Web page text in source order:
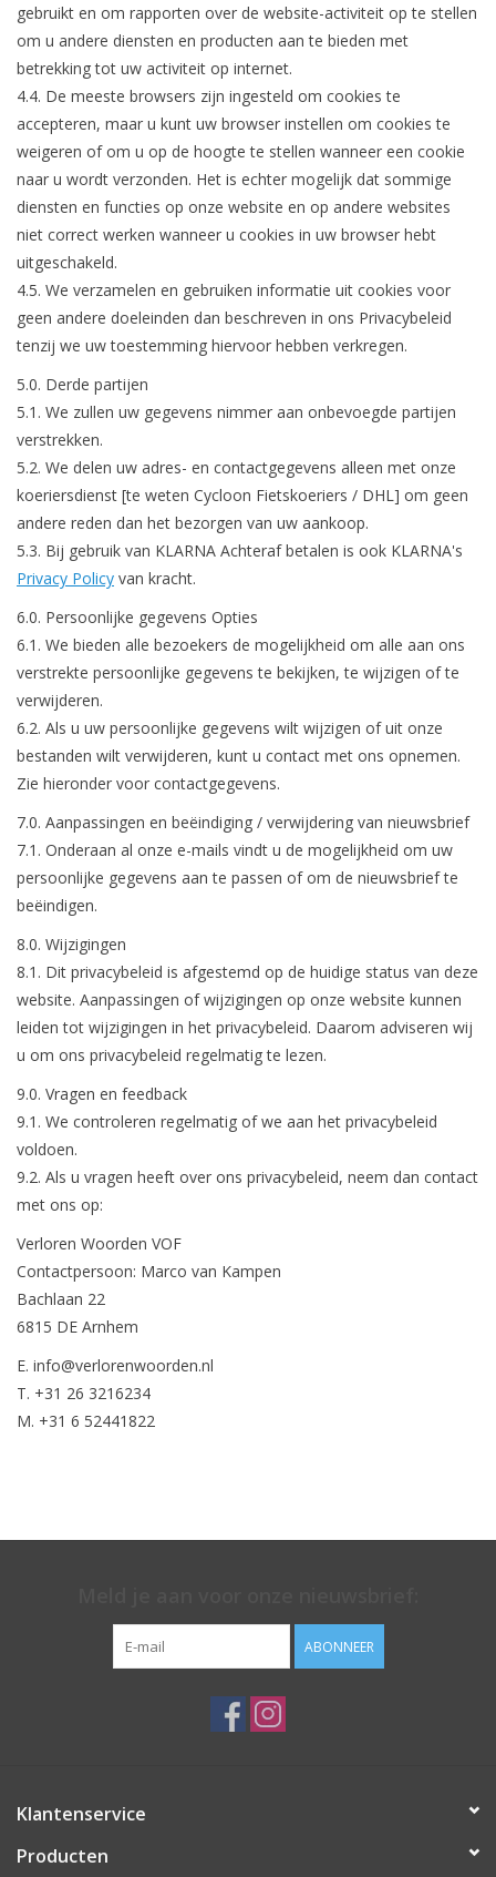
gebruikt en om rapporten over de website-activiteit op te stellen
om u andere diensten en producten aan te bieden met
betrekking tot uw activiteit op internet.
4.4. De meeste browsers zijn ingesteld om cookies te
accepteren, maar u kunt uw browser instellen om cookies te
weigeren of om u op de hoogte te stellen wanneer een cookie
naar u wordt verzonden. Het is echter mogelijk dat sommige
diensten en functies op onze website en op andere websites
niet correct werken wanneer u cookies in uw browser hebt
uitgeschakeld.
4.5. We verzamelen en gebruiken informatie uit cookies voor
geen andere doeleinden dan beschreven in ons Privacybeleid
tenzij we uw toestemming hiervoor hebben verkregen.
5.0. Derde partijen
5.1. We zullen uw gegevens nimmer aan onbevoegde partijen
verstrekken.
5.2. We delen uw adres- en contactgegevens alleen met onze
koeriersdienst [te weten Cycloon Fietskoeriers / DHL] om geen
andere reden dan het bezorgen van uw aankoop.
5.3. Bij gebruik van KLARNA Achteraf betalen is ook KLARNA's
Privacy Policy van kracht.
6.0. Persoonlijke gegevens Opties
6.1. We bieden alle bezoekers de mogelijkheid om alle aan ons
verstrekte persoonlijke gegevens te bekijken, te wijzigen of te
verwijderen.
6.2. Als u uw persoonlijke gegevens wilt wijzigen of uit onze
bestanden wilt verwijderen, kunt u contact met ons opnemen.
Zie hieronder voor contactgegevens.
7.0. Aanpassingen en beëindiging / verwijdering van nieuwsbrief
7.1. Onderaan al onze e-mails vindt u de mogelijkheid om uw
persoonlijke gegevens aan te passen of om de nieuwsbrief te
beëindigen.
8.0. Wijzigingen
8.1. Dit privacybeleid is afgestemd op de huidige status van deze
website. Aanpassingen of wijzigingen op onze website kunnen
leiden tot wijzigingen in het privacybeleid. Daarom adviseren wij
u om ons privacybeleid regelmatig te lezen.
9.0. Vragen en feedback
9.1. We controleren regelmatig of we aan het privacybeleid
voldoen.
9.2. Als u vragen heeft over ons privacybeleid, neem dan contact
met ons op:
Verloren Woorden VOF
Contactpersoon: Marco van Kampen
Bachlaan 22
6815 DE Arnhem
E. info@verlorenwoorden.nl
T. +31 26 3216234
M. +31 6 52441822
ABONNEER
Klantenservice
Producten